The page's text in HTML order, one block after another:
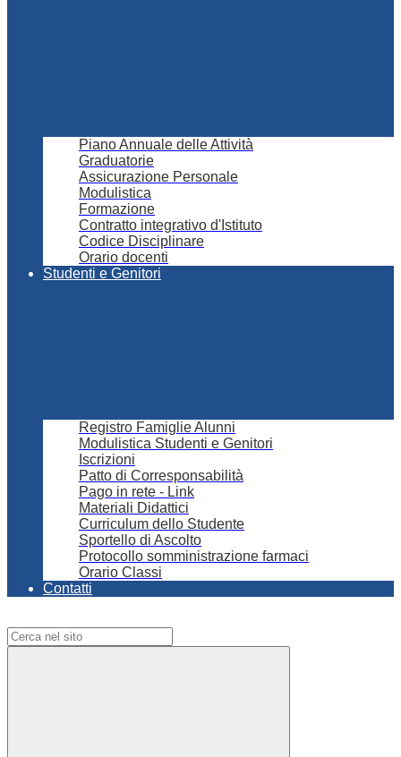
Piano Annuale delle Attività
Graduatorie
Assicurazione Personale
Modulistica
Formazione
Contratto integrativo d'Istituto
Codice Disciplinare
Orario docenti
Studenti e Genitori
Registro Famiglie Alunni
Modulistica Studenti e Genitori
Iscrizioni
Patto di Corresponsabilità
Pago in rete - Link
Materiali Didattici
Curriculum dello Studente
Sportello di Ascolto
Protocollo somministrazione farmaci
Orario Classi
Contatti